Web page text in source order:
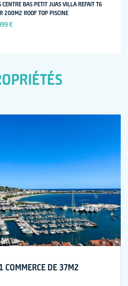
CENTRE BAS PETIT JUAS VILLA REFAIT T6
200M2 ROOF TOP PISCINE
€
COMMERCE DE 37M2